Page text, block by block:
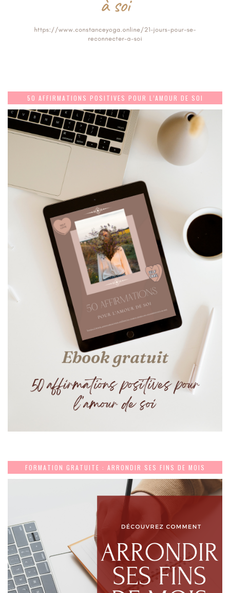
50 AFFIRMATIONS POSITIVES POUR L’AMOUR DE SOI
FORMATION GRATUITE : ARRONDIR SES FINS DE MOIS